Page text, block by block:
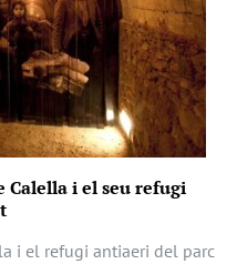
Calella i el seu refugi
i el refugi antiaeri del parc